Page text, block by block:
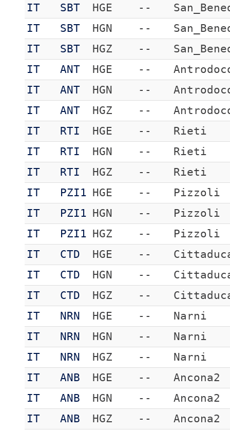
IT SBT HGE --
IT
SBT HGN --
IT
SBT HGZ --
IT
ANT HGE --
IT
ANT HGN --
IT
ANT HGZ --
IT
RTI HGE --
Rieti
IT
RTI HGN --
Rieti
IT
RTI HGZ --
Rieti
IT
PZI1 HGE --
Pizzoli
IT
PZI1 HGN --
Pizzoli
IT
PZI1 HGZ --
Pizzoli
IT
CTD HGE --
IT
CTD HGN --
IT
CTD HGZ --
IT
NRN HGE --
Narni
IT
NRN HGN --
Narni
IT
NRN HGZ --
Narni
IT
ANB HGE --
Ancona2
IT
ANB HGN --
Ancona2
IT
ANB HGZ --
Ancona2